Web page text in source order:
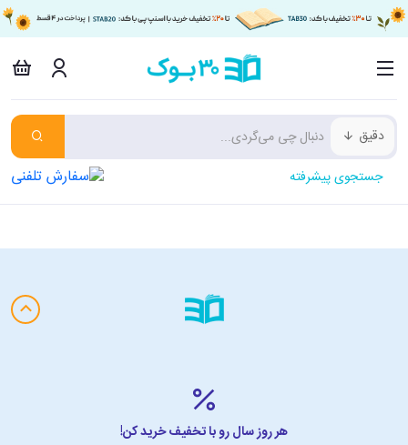
دقیق
جستجوی پیشرفته
هر روز سال رو با تخفیف خرید کن!